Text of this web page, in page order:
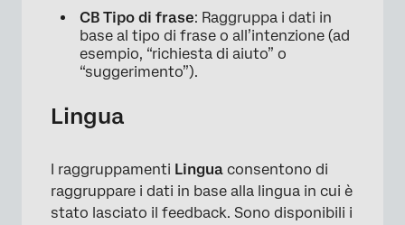
CB Tipo di frase: Raggruppa i dati in
base al tipo di frase o all’intenzione (ad
esempio, “richiesta di aiuto” o
“suggerimento”).
Lingua
I raggruppamenti Lingua consentono di
raggruppare i dati in base alla lingua in cui è
stato lasciato il feedback. Sono disponibili i